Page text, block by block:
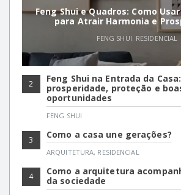
Feng Shui e Quadros: Como
para Atrair Harmonia e
FENG SHUI, RESIDENCIAL
2
Feng Shui na Entrada da
prosperidade, proteção e
oportunidades
FENG SHUI
3 Como a casa une gerações?
ARQUITETURA, RESIDENCIAL
4
Como a arquitetura
da sociedade